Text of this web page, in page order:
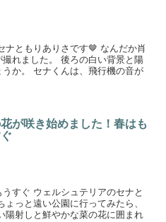
ナともりありさです🤎 なんだか肖
れました。 後ろの白い背景と陽
か。 セナくんは、飛行機の音が
が咲き始めました！春はも
すぐ ウェルシュテリアのセナと
っと遠い公園に行ってみたら、
陽射しと鮮やかな菜の花に囲まれ